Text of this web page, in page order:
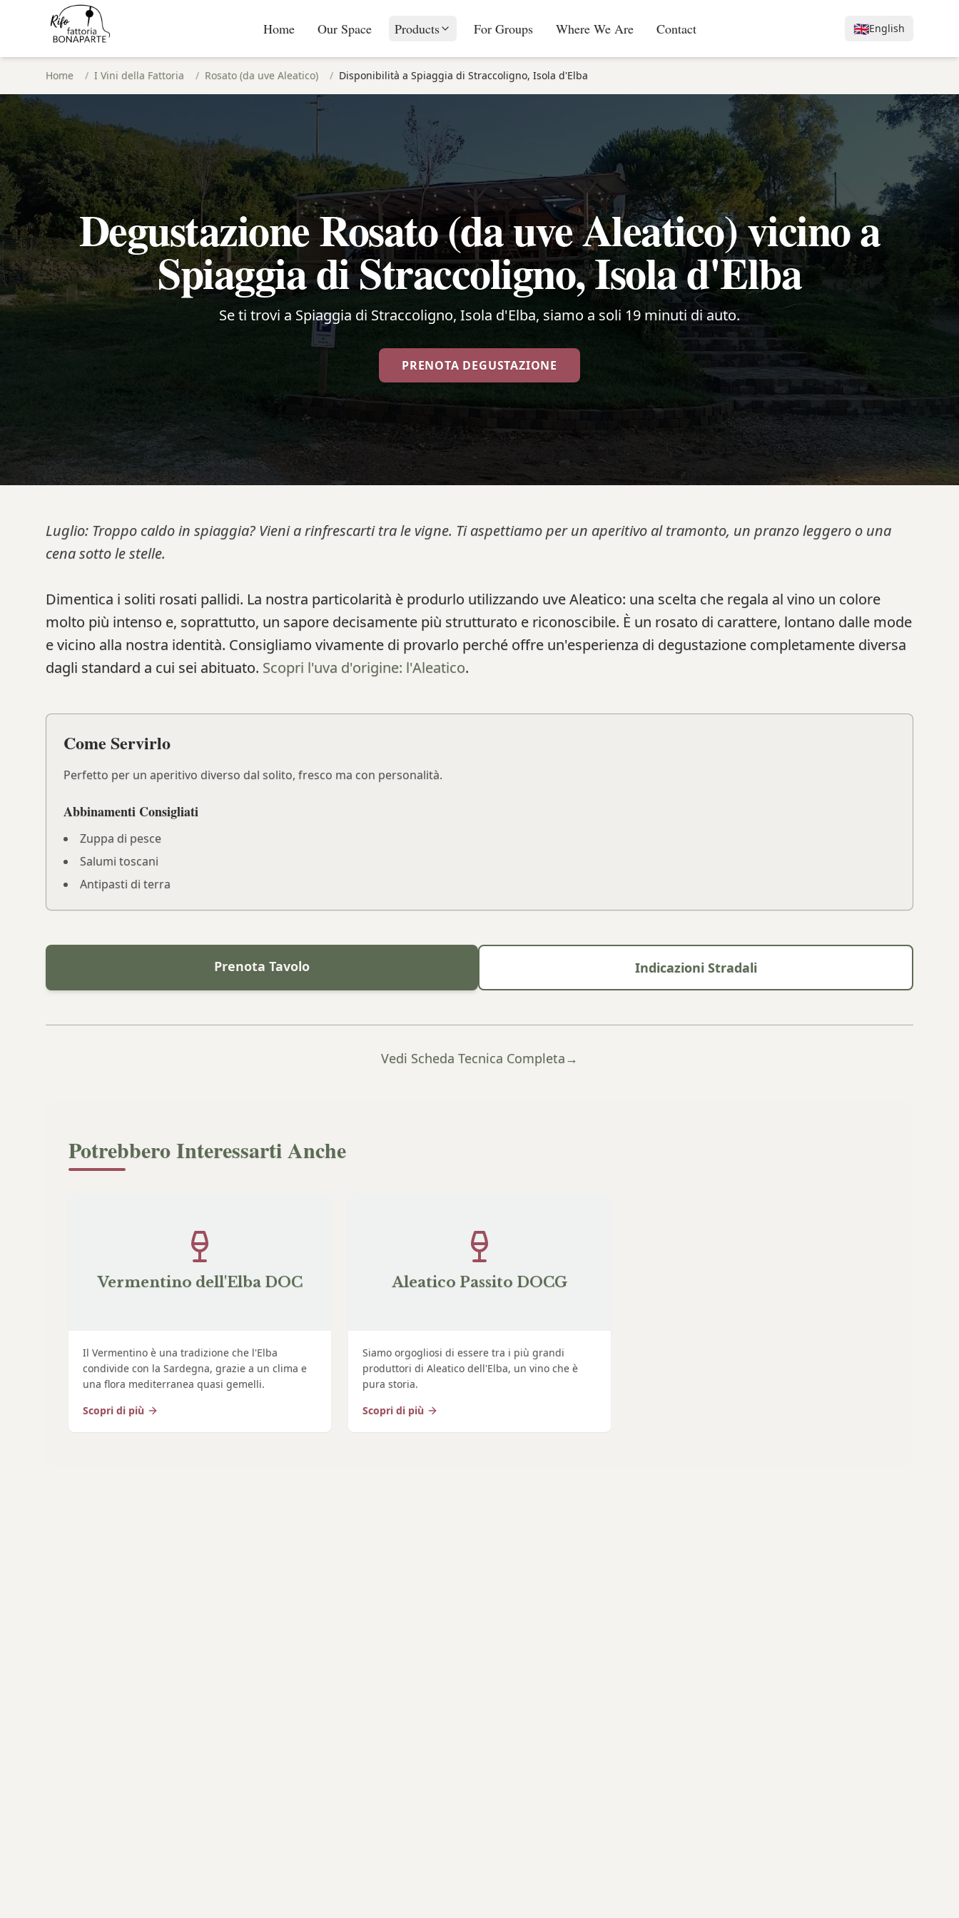
Home Our Space Products For Groups Where We Are Contact 🇬🇧English
Home / I Vini della Fattoria / Rosato (da uve Aleatico) / Disponibilità a Spiaggia di Straccoligno, Isola d'Elba
Degustazione Rosato (da uve Aleatico) vicino a
Spiaggia di Straccoligno, Isola d'Elba
Se ti trovi a Spiaggia di Straccoligno, Isola d'Elba, siamo a soli 19 minuti di auto.
PRENOTA DEGUSTAZIONE
Luglio: Troppo caldo in spiaggia? Vieni a rinfrescarti tra le vigne. Ti aspettiamo per un aperitivo al tramonto, un pranzo leggero o una
cena sotto le stelle.
Dimentica i soliti rosati pallidi. La nostra particolarità è produrlo utilizzando uve Aleatico: una scelta che regala al vino un colore
molto più intenso e, soprattutto, un sapore decisamente più strutturato e riconoscibile. È un rosato di carattere, lontano dalle mode
e vicino alla nostra identità. Consigliamo vivamente di provarlo perché offre un'esperienza di degustazione completamente diversa
dagli standard a cui sei abituato. Scopri l'uva d'origine: l'Aleatico.
Come Servirlo
Perfetto per un aperitivo diverso dal solito, fresco ma con personalità.
Abbinamenti Consigliati
Zuppa di pesce
Salumi toscani
Antipasti di terra
Prenota Tavolo Indicazioni Stradali
Vedi Scheda Tecnica Completa→
Potrebbero Interessarti Anche
Vermentino dell'Elba DOC
Il Vermentino è una tradizione che l'Elba
condivide con la Sardegna, grazie a un clima e
una flora mediterranea quasi gemelli.
Scopri di più
Aleatico Passito DOCG
Siamo orgogliosi di essere tra i più grandi
produttori di Aleatico dell'Elba, un vino che è
pura storia.
Scopri di più